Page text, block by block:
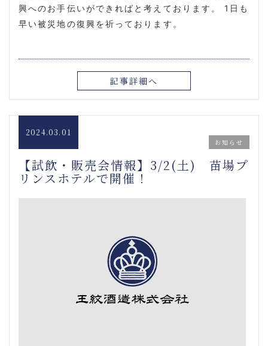
興へのお手伝いができればと考えております。 1日も
早い被災地の復興を祈っております。
記事詳細へ
2024.03.01
お知らせ
【試飲・販売会情報】3/2(土) 苗場プ
リンスホテルで開催！